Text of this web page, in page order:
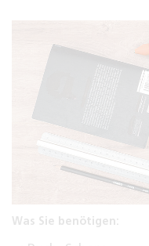
Was Sie benötigen: